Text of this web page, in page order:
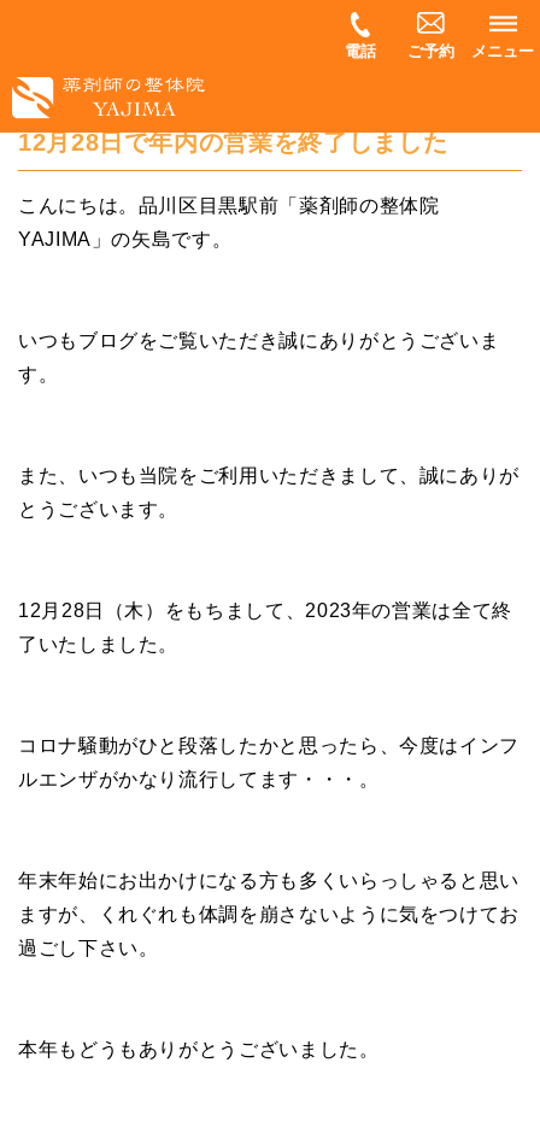
電話 ご予約 メニュー
12月28日で年内の営業を終了しました
こんにちは。品川区目黒駅前「薬剤師の整体院
YAJIMA」の矢島です。
いつもブログをご覧いただき誠にありがとうございま
す。
また、いつも当院をご利用いただきまして、誠にありが
とうございます。
12月28日（木）をもちまして、2023年の営業は全て終
了いたしました。
コロナ騒動がひと段落したかと思ったら、今度はインフ
ルエンザがかなり流行してます・・・。
年末年始にお出かけになる方も多くいらっしゃると思い
ますが、くれぐれも体調を崩さないように気をつけてお
過ごし下さい。
本年もどうもありがとうございました。